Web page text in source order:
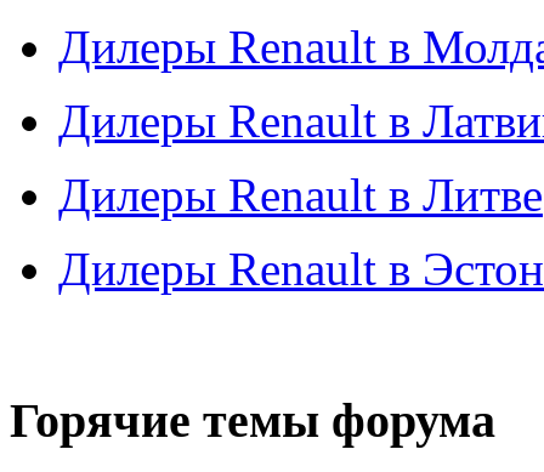
Дилеры Renault в
Дилеры Renault в
Дилеры Renault в Литве
Дилеры Renault в
Горячие темы форума